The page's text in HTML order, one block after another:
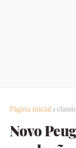
Página inicial
Novo